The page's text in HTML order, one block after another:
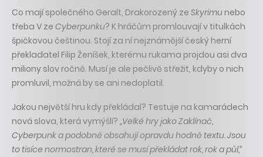
Co mají společného Geralt, Drakorozený ze Skyrimu nebo
třeba V ze Cyberpunku? K hráčům promlouvají v titulkách
špičkovou češtinou. Stojí za ní nejznámější český herní
překladatel Filip Ženíšek, kterému rukama projdou asi dva
miliony slov ročně. Musí je ale pečlivě střežit, kdyby o nich
promluvil, možná by se ani nedoplatil.
Jakou největší hru kdy překládal? Testuje na kamarádech
nová slova, která vymýšlí? „Velké hry jako Zaklínač,
Cyberpunk a podobně obsahují opravdu hodně textu. Jsou
to tisíce normostran, které se musí překládat rok, rok a půl,“